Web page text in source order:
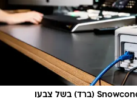
אלקסה בגירסת החלל, זכתה לשם Snowcone (ברד) בשל צבעו